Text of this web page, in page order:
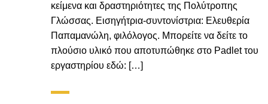
κείμενα και δραστηριότητες της Πολύτροπης
Γλώσσας. Εισηγήτρια-συντονίστρια: Ελευθερία
Παπαμανώλη, φιλόλογος. Μπορείτε να δείτε το
πλούσιο υλικό που αποτυπώθηκε στο Padlet του
εργαστηρίου εδώ: […]